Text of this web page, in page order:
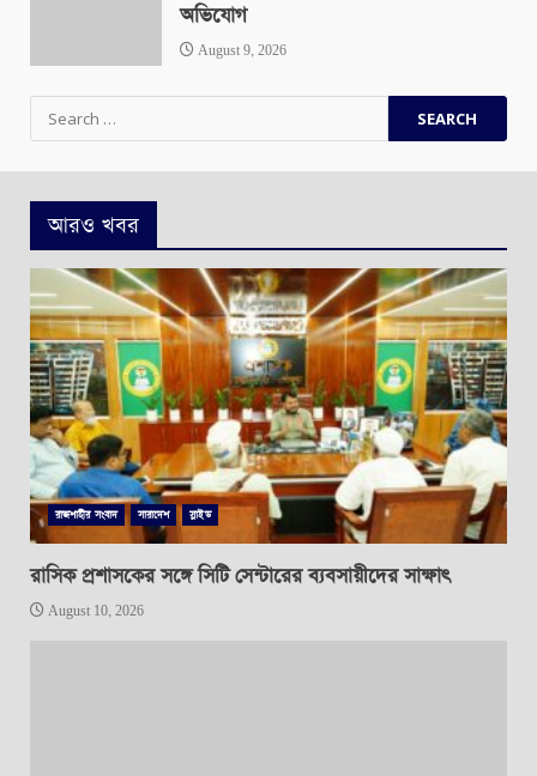
অভিযোগ
August 9, 2026
Search
for:
আরও খবর
রাজশাহীর সংবাদ সারাদেশ স্লাইড
রাসিক প্রশাসকের সঙ্গে সিটি সেন্টারের ব্যবসায়ীদের সাক্ষাৎ
August 10, 2026